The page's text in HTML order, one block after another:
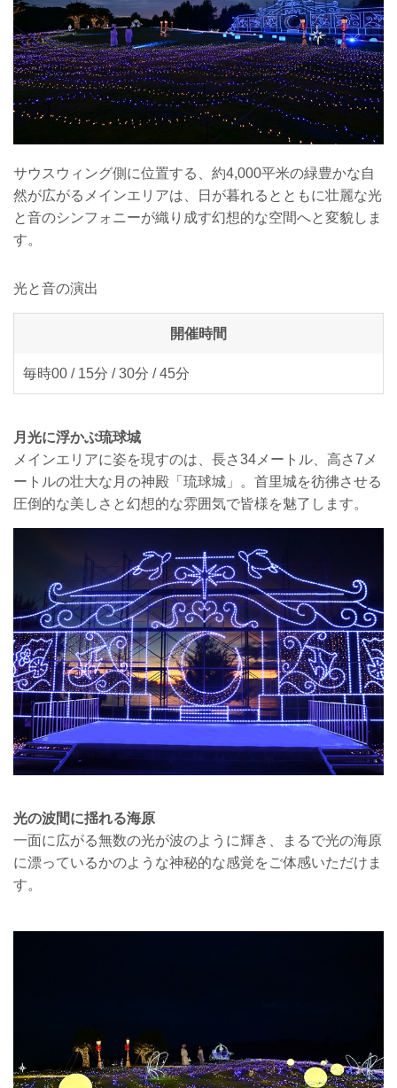
サウスウィング側に位置する、約4,000平米の緑豊かな自
然が広がるメインエリアは、日が暮れるとともに壮麗な光
と音のシンフォニーが織り成す幻想的な空間へと変貌しま
す。
光と音の演出
開催時間
毎時00 / 15分 / 30分 / 45分
月光に浮かぶ琉球城
メインエリアに姿を現すのは、長さ34メートル、高さ7メ
ートルの壮大な月の神殿「琉球城」。首里城を彷彿させる
圧倒的な美しさと幻想的な雰囲気で皆様を魅了します。
光の波間に揺れる海原
一面に広がる無数の光が波のように輝き、まるで光の海原
に漂っているかのような神秘的な感覚をご体感いただけま
す。